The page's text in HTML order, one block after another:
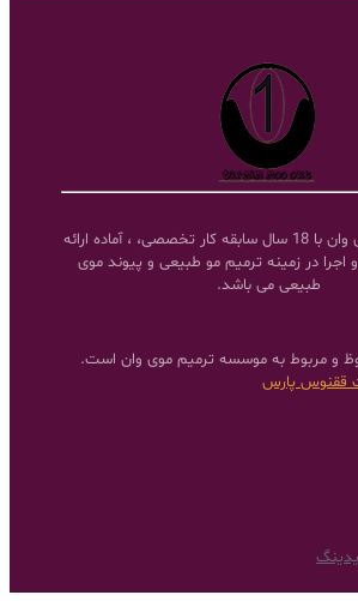
موسسه ترمیم موی وان با 18 سال سابقه کار تخصصی، ، آماده ارائه
اجرا در زمینه ترمیم مو طبیعی و پیوند موی
طبیعی می باشد.
و مربوط به موسسه ترمیم موی وان است.
ققنوس پارس